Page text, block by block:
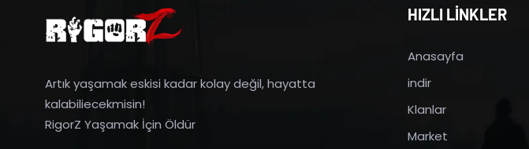
Artık yaşamak eskisi kadar kolay değil, hayatta
kalabiliecekmisin!
RigorZ Yaşamak İçin Öldür
HIZLI LİNKLER
Anasayfa
indir
Klanlar
Market